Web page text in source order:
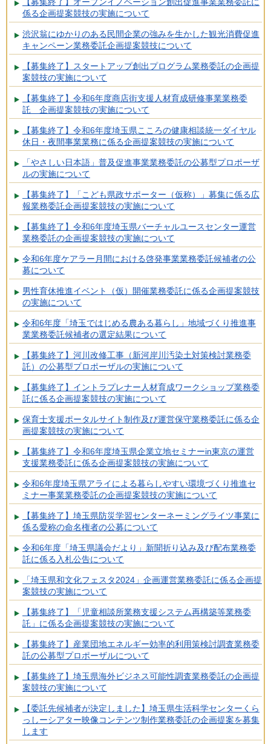
係る企画提案競技の実施について
渋沢翁にゆかりのある民間企業の強みを生かした観光消費促進
キャンペーン業務委託企画提案競技について
【募集終了】スタートアップ創出プログラム業務委託の企画提
案競技の実施について
【募集終了】令和6年度商店街支援人材育成研修事業業務委
託 企画提案競技の実施について
【募集終了】令和6年度埼玉県こころの健康相談統一ダイヤル
休日・夜間事業業務に係る企画提案競技の実施について
「やさしい日本語」普及促進事業業務委託の公募型プロポーザ
ルの実施について
【募集終了】「こども県政サポーター（仮称）」募集に係る広
報業務委託企画提案競技の実施について
【募集終了】令和6年度埼玉県バーチャルユースセンター運営
業務委託の企画提案競技の実施について
令和6年度ケアラー月間における啓発事業業務委託候補者の公
募について
男性育休推進イベント（仮）開催業務委託に係る企画提案競技
の実施について
令和6年度「埼玉ではじめる農ある暮らし」地域づくり推進事
業業務委託候補者の選定結果について
【募集終了】河川改修工事（新河岸川汚染土対策検討業務委
託）の公募型プロポーザルの実施について
【募集終了】イントラプレナー人材育成ワークショップ業務委
託に係る企画提案競技の実施について
保育士支援ポータルサイト制作及び運営保守業務委託に係る企
画提案競技の実施について
【募集終了】令和6年度埼玉県企業立地セミナーin東京の運営
支援業務委託に係る企画提案競技の実施について
令和6年度埼玉県アライによる暮らしやすい環境づくり推進セ
ミナー事業業務委託の企画提案競技の実施について
【募集終了】埼玉県防災学習センターネーミングライツ事業に
係る愛称の命名権者の公募について
令和6年度「埼玉県議会だより」新聞折り込み及び配布業務委
託に係る入札公告について
「埼玉県和文化フェスタ2024」企画運営業務委託に係る企画提
案競技の実施について
【募集終了】「児童相談所業務支援システム再構築等業務委
託」に係る企画提案競技の実施について
【募集終了】産業団地エネルギー効率的利用策検討調査業務委
託の公募型プロポーザルについて
【募集終了】埼玉県海外ビジネス可能性調査業務委託の企画提
案競技の実施について
【委託先候補者が決定しました】埼玉県生活科学センターくら
っしーシアター映像コンテンツ制作業務委託の企画提案を募集
します